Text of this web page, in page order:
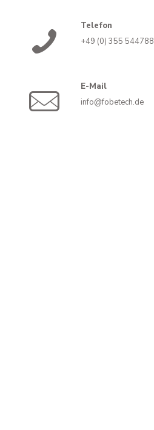
Telefon
+49 (0) 355 544788
E-Mail
info@fobetech.de